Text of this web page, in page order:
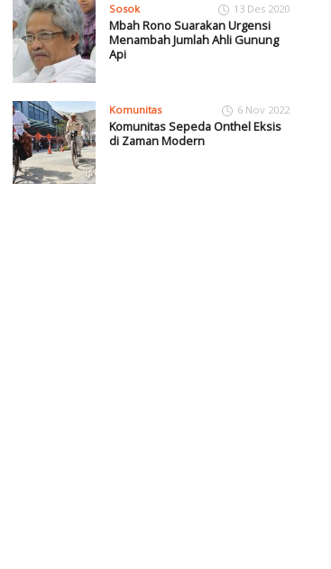
Sosok 13 Des 2020
Mbah Rono Suarakan Urgensi
Menambah Jumlah Ahli Gunung
Api
Komunitas 6 Nov 2022
Komunitas Sepeda Onthel Eksis
di Zaman Modern